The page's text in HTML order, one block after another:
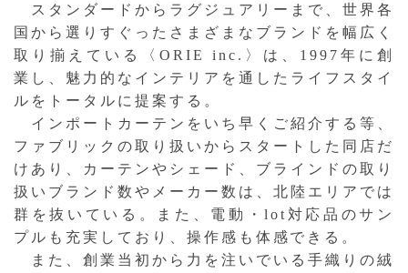
スタンダードからラグジュアリーまで、世界各
国から選りすぐったさまざまなブランドを幅広く
取り揃えている〈ORIE inc.〉は、1997年に創
業し、魅力的なインテリアを通したライフスタイ
ルをトータルに提案する。
インポートカーテンをいち早くご紹介する等、
ファブリックの取り扱いからスタートした同店だ
けあり、カーテンやシェード、ブラインドの取り
扱いブランド数やメーカー数は、北陸エリアでは
群を抜いている。また、電動・lot対応品のサン
プルも充実しており、操作感も体感できる。
また、創業当初から力を注いでいる手織りの絨